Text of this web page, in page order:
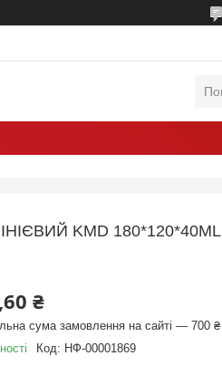
KMD 180*120*40ML
₴
сума замовлення на сайті — 700 ₴
Код: НФ-00001869